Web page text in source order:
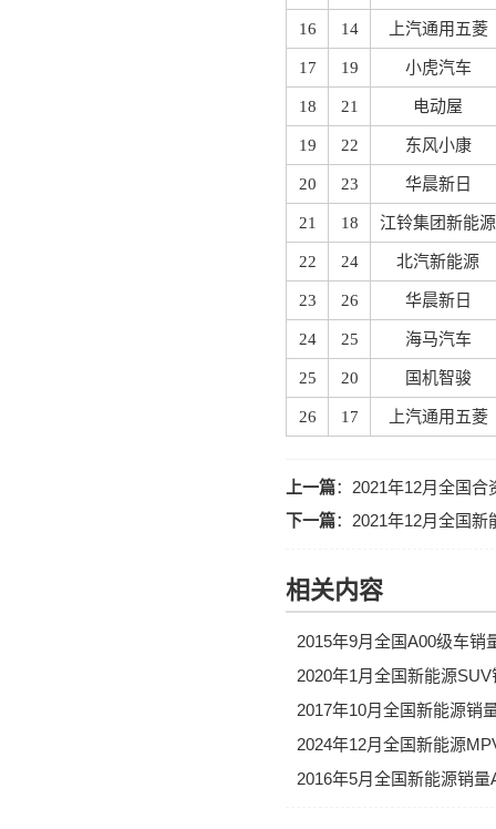
16 14 上汽通用五菱
17 19 小虎汽车
18 21 电动屋
19 22 东风小康
20 23 华晨新日
21 18 江铃集团新能源
22 24 北汽新能源
23 26 华晨新日
24 25 海马汽车
25 20 国机智骏
26 17 上汽通用五菱
上一篇： 2021年12月全国
下一篇： 2021年12月全国
相关内容
2015年9月全国A00级车销
2020年1月全国新能源
2017年10月全国新能源销
2024年12月全国新能源
2016年5月全国新能源销